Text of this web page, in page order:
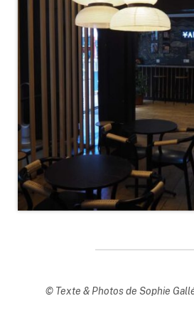
© Texte & Photos de Sophie